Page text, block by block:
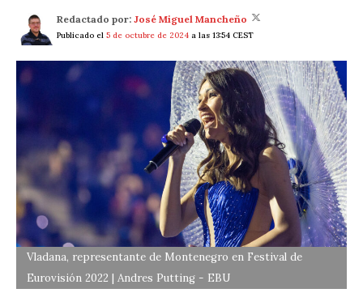
Redactado por: José Miguel Mancheño
Publicado el 5 de octubre de 2024 a las 13:54 CEST
Vladana, representante de Montenegro en Festival de
Eurovisión 2022 | Andres Putting - EBU